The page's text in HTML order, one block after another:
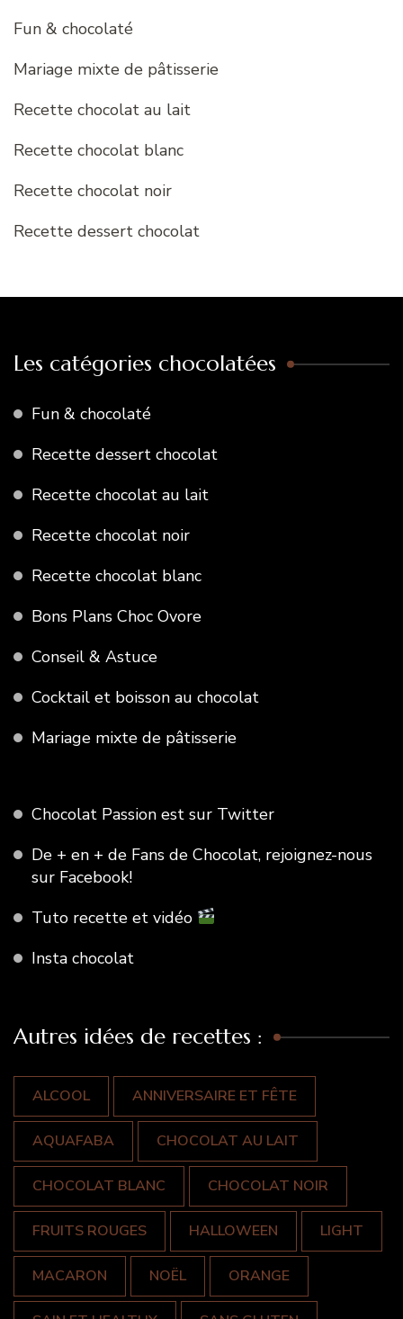
Fun & chocolaté
Mariage mixte de pâtisserie
Recette chocolat au lait
Recette chocolat blanc
Recette chocolat noir
Recette dessert chocolat
Les catégories chocolatées
Fun & chocolaté
Recette dessert chocolat
Recette chocolat au lait
Recette chocolat noir
Recette chocolat blanc
Bons Plans Choc Ovore
Conseil & Astuce
Cocktail et boisson au chocolat
Mariage mixte de pâtisserie
Chocolat Passion est sur Twitter
De + en + de Fans de Chocolat, rejoignez-nous
sur Facebook!
Tuto recette et vidéo
Insta chocolat
Autres idées de recettes :
ALCOOL ANNIVERSAIRE ET FÊTE
AQUAFABA CHOCOLAT AU LAIT
CHOCOLAT BLANC CHOCOLAT NOIR
FRUITS ROUGES HALLOWEEN LIGHT
MACARON NOËL ORANGE